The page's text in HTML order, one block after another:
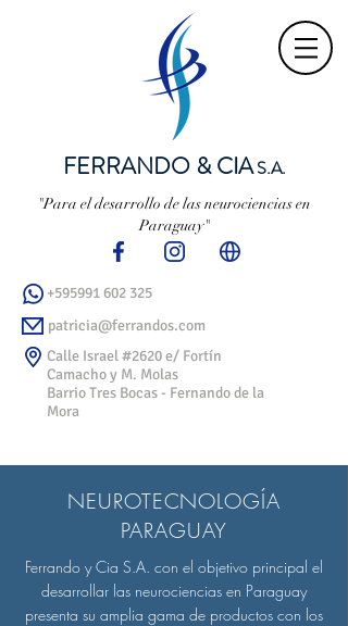
FERRANDO & CIAS.A.
"Para el desarrollo de las neurociencias en
Paraguay"
+595991 602 325
patricia@ferrandos.com
Calle Israel #2620 e/ Fortín
Camacho y M. Molas
Barrio Tres Bocas - Fernando de la
Mora
NEUROTECNOLOGÍA
PARAGUAY
Ferrando y Cia S.A. con el objetivo principal el
desarrollar las neurociencias en Paraguay
presenta su amplia gama de productos con los